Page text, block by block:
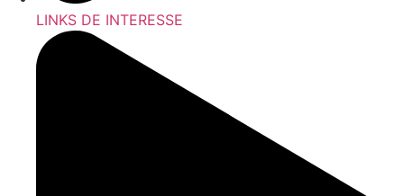
LINKS DE INTERESSE